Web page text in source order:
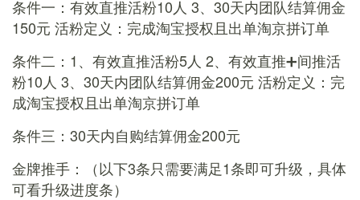
条件一：有效直推活粉10人 3、30天内团队结算佣金
150元 活粉定义：完成淘宝授权且出单淘京拼订单
条件二：1、有效直推活粉5人 2、有效直推➕间推活
粉10人 3、30天内团队结算佣金200元 活粉定义：完
成淘宝授权且出单淘京拼订单
条件三：30天内自购结算佣金200元
金牌推手：（以下3条只需要满足1条即可升级，具体
可看升级进度条）